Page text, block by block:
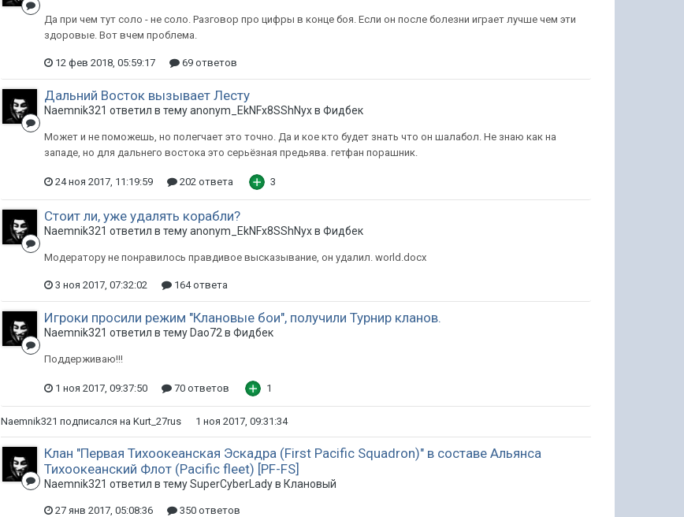
Да при чем тут соло - не соло. Разговор про цифры в конце боя. Если он после болезни играет лучше чем эти
здоровые. Вот вчем проблема.
12 фев 2018, 05:59:17 69 ответов
Дальний Восток вызывает Лесту
Naemnik321 ответил в тему anonym_EkNFx8SShNyx вФидбек
Может и не поможешь, но полегчает это точно. Да и кое кто будет знать что он шалабол. Не знаю как на
западе, но для дальнего востока это серьёзная предьява. гетфан порашник.
24 ноя 2017, 11:19:59 202 ответа 3
Стоит ли, уже удалять корабли?
Naemnik321 ответил в тему anonym_EkNFx8SShNyx вФидбек
Модератору не понравилось правдивое высказывание, он удалил. world.docx
3 ноя 2017, 07:32:02 164 ответа
Игроки просили режим "Клановые бои", получили Турнир кланов.
Naemnik321 ответил в тему Dao72 вФидбек
Поддерживаю!!!
1 ноя 2017, 09:37:50 70 ответов 1
Naemnik321 подписался наKurt_27rus 1 ноя 2017, 09:31:34
Клан "Первая Тихоокеанская Эскадра (First Pacific Squadron)" в составе Альянса
Тихоокеанский Флот (Pacific fleet) [PF-FS]
Naemnik321 ответил в тему SuperCyberLady в Клановый
27 янв 2017, 05:08:36 350 ответов